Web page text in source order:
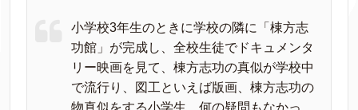
小学校3年生のときに学校の隣に「棟方志
功館」が完成し、全校生徒でドキュメンタ
リー映画を見て、棟方志功の真似が学校中
で流行り、図工といえば版画、棟方志功の